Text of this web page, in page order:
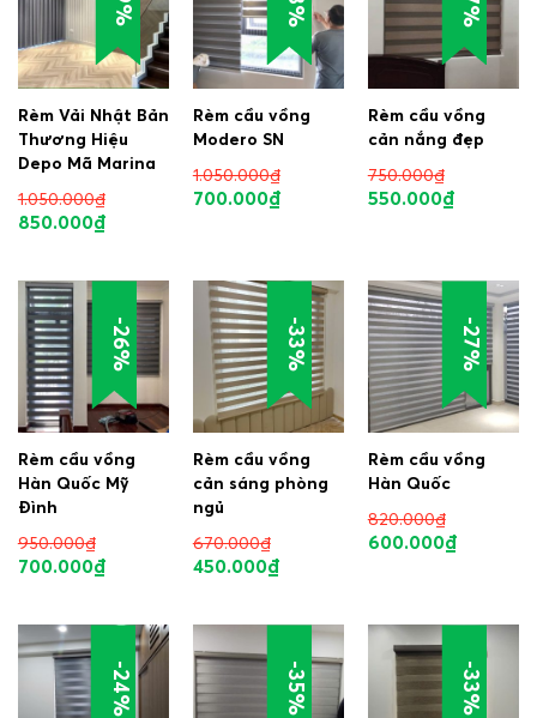
Rèm Vải Nhật Bản
Thương Hiệu
Depo Mã Marina
1.050.000₫
850.000₫
Rèm cầu vồng
Modero SN
1.050.000₫
700.000₫
Rèm cầu vồng
cản nắng đẹp
750.000₫
550.000₫
-26%
Rèm cầu vồng
Hàn Quốc Mỹ
Đình
950.000₫
700.000₫
-33%
Rèm cầu vồng
cản sáng phòng
ngủ
670.000₫
450.000₫
-27%
Rèm cầu vồng
Hàn Quốc
820.000₫
600.000₫
-24% -35% -33%